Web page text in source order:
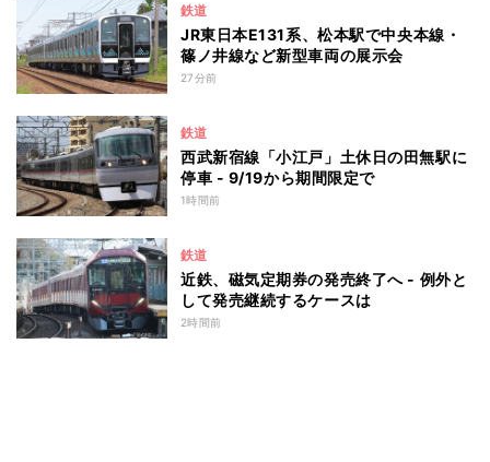
鉄道
JR東日本E131系、松本駅で中央本線・
篠ノ井線など新型車両の展示会
27分前
鉄道
西武新宿線「小江戸」土休日の田無駅に
停車 - 9/19から期間限定で
1時間前
鉄道
近鉄、磁気定期券の発売終了へ - 例外と
して発売継続するケースは
2時間前